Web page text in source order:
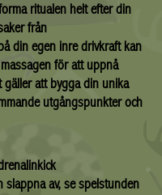
ritualen helt efter din
från
din egen inre drivkraft kan
för att uppnå
gäller att bygga din unika
utgångspunkter och
slappna av, se spelstunden